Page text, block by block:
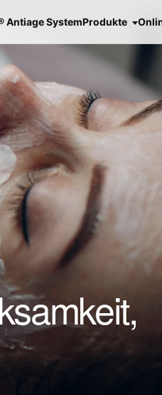
Antiage SystemProdukte